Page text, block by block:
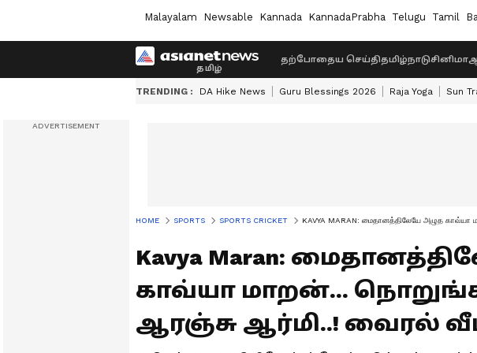
Malayalam Newsable Kannada KannadaPrabha Telugu Tamil
தற்போதைய செய்திதமிழ்நாடுசினிமா
TRENDING : DA Hike News Guru Blessings 2026 Raja Yoga Sun
HOME SPORTS SPORTS CRICKET KAVYA MARAN: மைதானத்திலேயே அழுத
Kavya Maran:
காவ்யா மாறன்...
ஆரஞ்சு ஆர்மி..! வைரல்